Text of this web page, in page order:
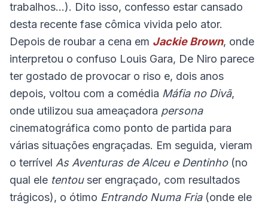
trabalhos...). Dito isso, confesso estar cansado
desta recente fase cômica vivida pelo ator.
Depois de roubar a cena em Jackie Brown, onde
interpretou o confuso Louis Gara, De Niro parece
ter gostado de provocar o riso e, dois anos
depois, voltou com a comédia Máfia no Divã,
onde utilizou sua ameaçadora persona
cinematográfica como ponto de partida para
várias situações engraçadas. Em seguida, vieram
o terrível As Aventuras de Alceu e Dentinho (no
qual ele tentouser engraçado, com resultados
trágicos), o ótimo Entrando Numa Fria (onde ele